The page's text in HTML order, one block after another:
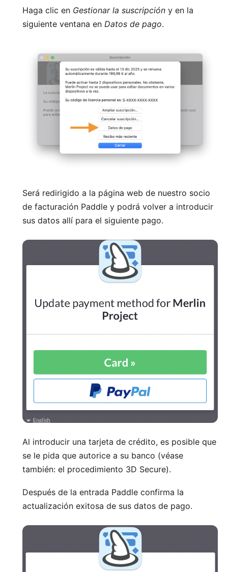
Haga clic en Gestionar la suscripción y en la
siguiente ventana en Datos de pago.
Será redirigido a la página web de nuestro socio
de facturación Paddle y podrá volver a introducir
sus datos allí para el siguiente pago.
Al introducir una tarjeta de crédito, es posible que
se le pida que autorice a su banco (véase
también: el procedimiento 3D Secure).
Después de la entrada Paddle confirma la
actualización exitosa de sus datos de pago.